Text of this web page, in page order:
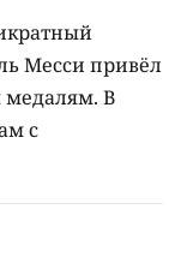
Месси привёл
медалям. В
с